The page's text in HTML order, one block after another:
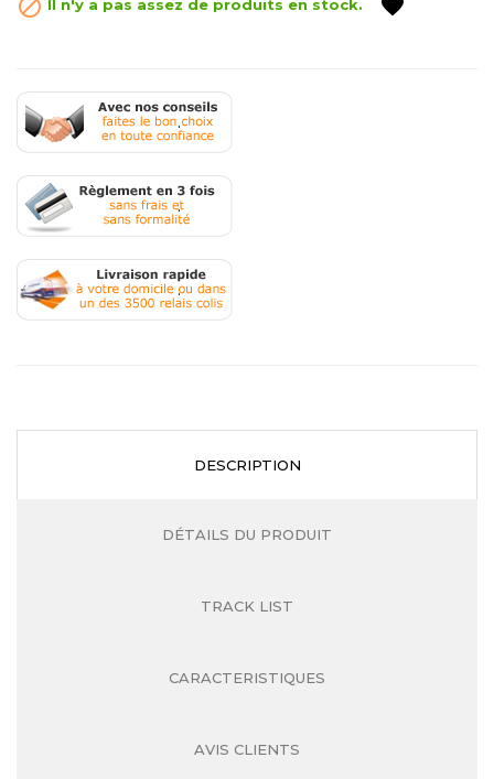
 Il n'y a pas assez de produits en stock. favorite
.
.
.
DESCRIPTION
DÉTAILS DU PRODUIT
TRACK LIST
CARACTERISTIQUES
AVIS CLIENTS